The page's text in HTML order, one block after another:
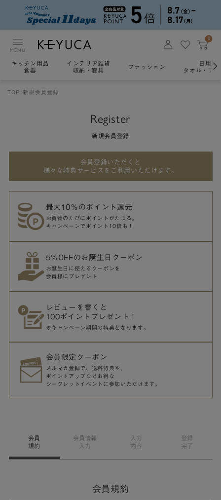
MENU
0
キッチン用品
食器
インテリア雑貨
収納・寝具
ファッション
日用雑
タオル・ア
TOP 新規会員登録
Register
新規会員登録
会員登録いただくと
様々な特典サービスをご利用いただけます。
最大10％のポイント還元
お買物のたびにポイントがたまる。
キャンペーンでポイント10倍も！
5％OFFのお誕生日クーポン
お誕生日に使えるクーポンを
会員様にプレゼント
レビューを書くと
100ポイントプレゼント！
※キャンペーン期間の特典となります。
会員限定クーポン
メルマガ登録で、送料特典や、
ポイントアップなどお得な
シークレットイベントに参加いただけます。
会員
規約
会員情報
入力
入力
内容
登録
完了
会員規約